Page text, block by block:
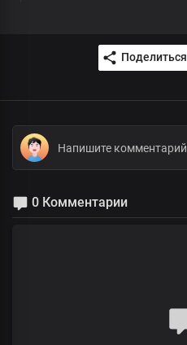
Поделиться
0 Комментарии